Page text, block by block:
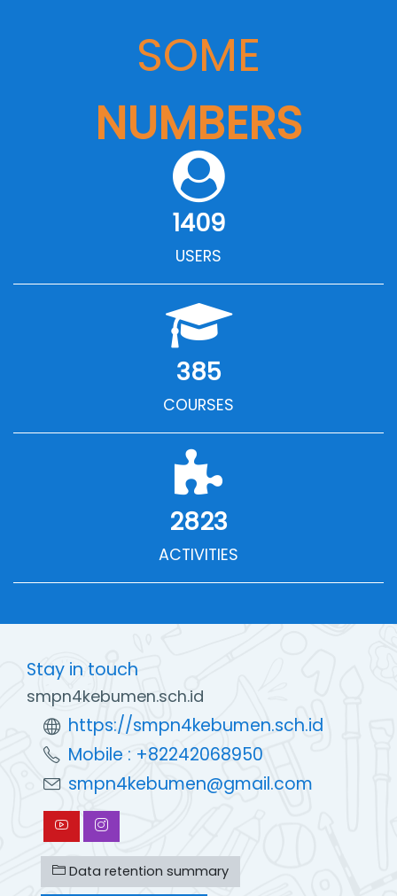
SOME
NUMBERS
1409
USERS
385
COURSES
2823
ACTIVITIES
Stay in touch
smpn4kebumen.sch.id
https://smpn4kebumen.sch.id
Mobile : +82242068950
smpn4kebumen@gmail.com
Data retention summary